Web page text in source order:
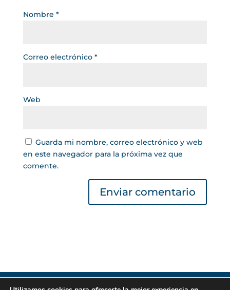
Nombre *
Correo electrónico *
Web
Guarda mi nombre, correo electrónico y web
en este navegador para la próxima vez que
comente.